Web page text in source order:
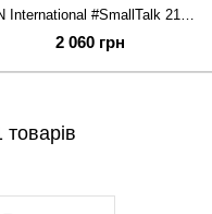
BN International #SmallTalk 219242
2 060 грн